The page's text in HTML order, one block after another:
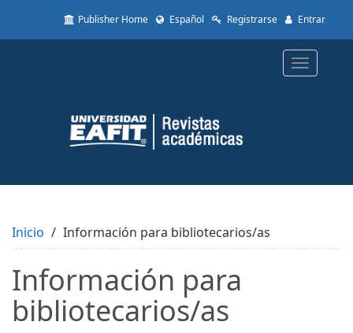
to
Content
Sidebar
Publisher Home Español Registrarse Entrar
Toggle
Inicio Información para bibliotecarios/as
Información para
bibliotecarios/as